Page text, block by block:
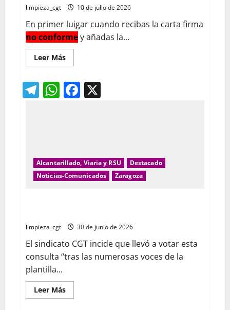
limpieza_cgt 10 de julio de 2026
En primer luigar cuando recibas la carta firma
no conformey añadas la...
Leer MásLeer
más
¿
Qué
hacer
Telegram
WhatsApp
Facebook
Alcantarillado, Viaria y RSU
Destacado
Noticias-Comunicados
Zaragoza
limpieza_cgt 30 de junio de 2026
El sindicato CGT incide que llevó a votar esta
consulta “tras las numerosas voces de la
plantilla...
Leer MásLeer
más